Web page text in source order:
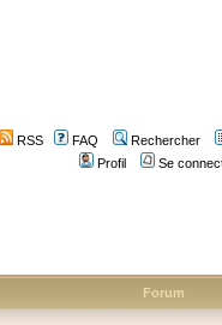
RSS FAQ
Rechercher
Profil
Se
Forum